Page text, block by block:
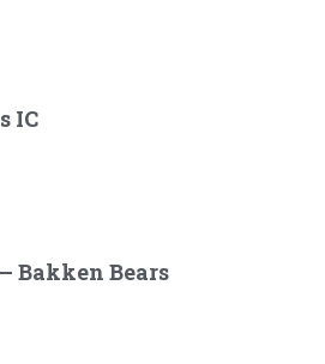
IC
Bakken Bears